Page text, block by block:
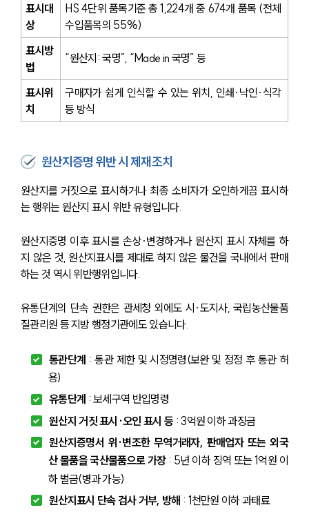
표시대
상
HS 4단위 품목기준 총 1,224개 중 674개 품목 (전체
수입품목의 55%)
표시방
법
“원산지: 국명”, “Made in 국명” 등
표시위
치
구매자가 쉽게 인식할 수 있는 위치, 인쇄·낙인·식각
등 방식
원산지증명 위반 시 제재조치
원산지를 거짓으로 표시하거나 최종 소비자가 오인하게끔 표시하
는 행위는 원산지 표시 위반 유형입니다.
원산지증명 이후 표시를 손상·변경하거나 원산지 표시 자체를 하
지 않은 것, 원산지표시를 제대로 하지 않은 물건을 국내에서 판매
하는 것 역시 위반행위입니다.
유통단계의 단속 권한은 관세청 외에도 시·도지사, 국립농산물품
질관리원 등 지방 행정기관에도 있습니다.
통관단계 : 통관 제한 및 시정명령(보완 및 정정 후 통관 허
용)
유통단계 : 보세구역 반입명령
원산지 거짓 표시·오인 표시 등 : 3억원 이하 과징금
원산지증명서 위·변조한 무역거래자, 판매업자 또는 외국
산 물품을 국산물품으로 가장 : 5년 이하 징역 또는 1억원 이
하 벌금(병과 가능)
원산지표시 단속 검사 거부, 방해 : 1천만원 이하 과태료